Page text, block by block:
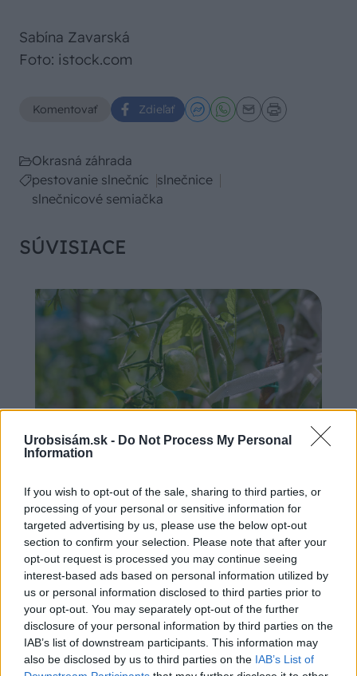
Urobsisám.sk - Do Not Process My Personal
Information
If you wish to opt-out of the sale, sharing to third parties, or
processing of your personal or sensitive information for
targeted advertising by us, please use the below opt-out
section to confirm your selection. Please note that after your
opt-out request is processed you may continue seeing
interest-based ads based on personal information utilized by
us or personal information disclosed to third parties prior to
your opt-out. You may separately opt-out of the further
disclosure of your personal information by third parties on the
IAB’s list of downstream participants. This information may
also be disclosed by us to third parties on the IAB’s List of
Sabína Zavarská
Foto: istock.com
Komentovať Zdieľať
Okrasná záhrada
pestovanie slnečníc slnečnice
slnečnicové semiačka
SÚVISIACE
Čo robiť, ak paradajky dozrievajú pomaly? Trik s
odlisťovaním funguje aj cez leto, ale pozor na
chyby